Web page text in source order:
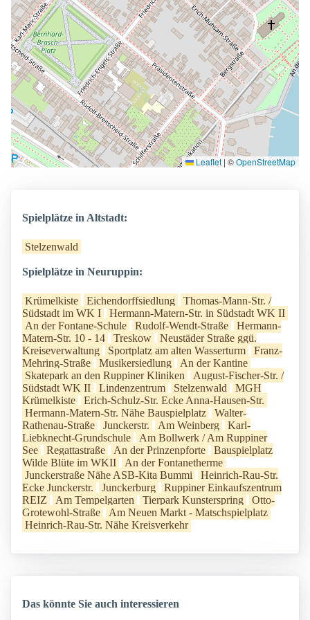
Leaflet | ©OpenStreetMap
Spielplätze in Altstadt:
Stelzenwald
Spielplätze in Neuruppin:
Krümelkiste Eichendorffsiedlung
Thomas-Mann-Str. /
Südstadt im WK I
Hermann-Matern-Str. in Südstadt WK II
An der Fontane-Schule
Rudolf-Wendt-Straße
Hermann-
Matern-Str. 10 - 14
Treskow
Neustäder Straße ggü.
Kreiseverwaltung
Sportplatz am alten Wasserturm
Franz-
Mehring-Straße
Musikersiedlung
An der Kantine
Skatepark an den Ruppiner Kliniken
August-Fischer-Str. /
Südstadt WK II
Lindenzentrum Stelzenwald
MGH
Krümelkiste
Erich-Schulz-Str. Ecke Anna-Hausen-Str.
Hermann-Matern-Str. Nähe Bauspielplatz
Walter-
Rathenau-Straße
Junckerstr. Am Weinberg
Karl-
Liebknecht-Grundschule
Am Bollwerk / Am Ruppiner
See
Regattastraße An der Prinzenpforte
Bauspielplatz
Wilde Blüte im WKII
An der Fontanetherme
Junckerstraße Nähe ASB-Kita Bummi
Heinrich-Rau-Str.
Ecke Junckerstr.
Junckerburg
Ruppiner Einkaufszentrum
REIZ
Am Tempelgarten Tierpark Kunsterspring
Otto-
Grotewohl-Straße
Am Neuen Markt - Matschspielplatz
Heinrich-Rau-Str. Nähe Kreisverkehr
Das könnte Sie auch interessieren